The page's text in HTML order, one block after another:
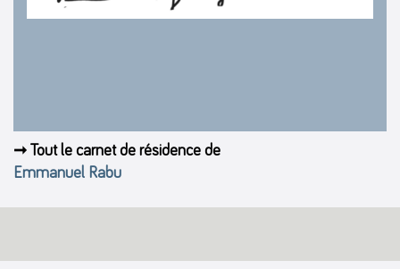
➞ Tout le carnet de résidence de
Emmanuel Rabu